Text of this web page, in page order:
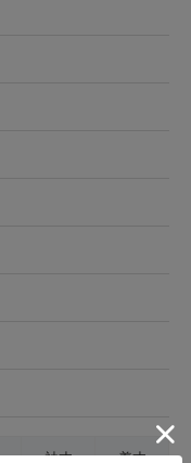
袖丈 着丈